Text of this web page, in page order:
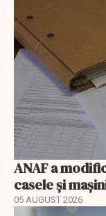
ANAF a
casele și
05 AUGUST 2026